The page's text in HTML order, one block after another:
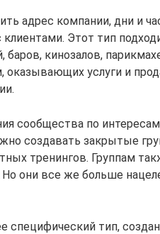
адрес компании, дни и
клиентами. Этот тип
баров, кинозалов,
оказывающих услуги и
сообщества по
создавать закрытые
тренингов. Группам
они все же больше
специфический тип,